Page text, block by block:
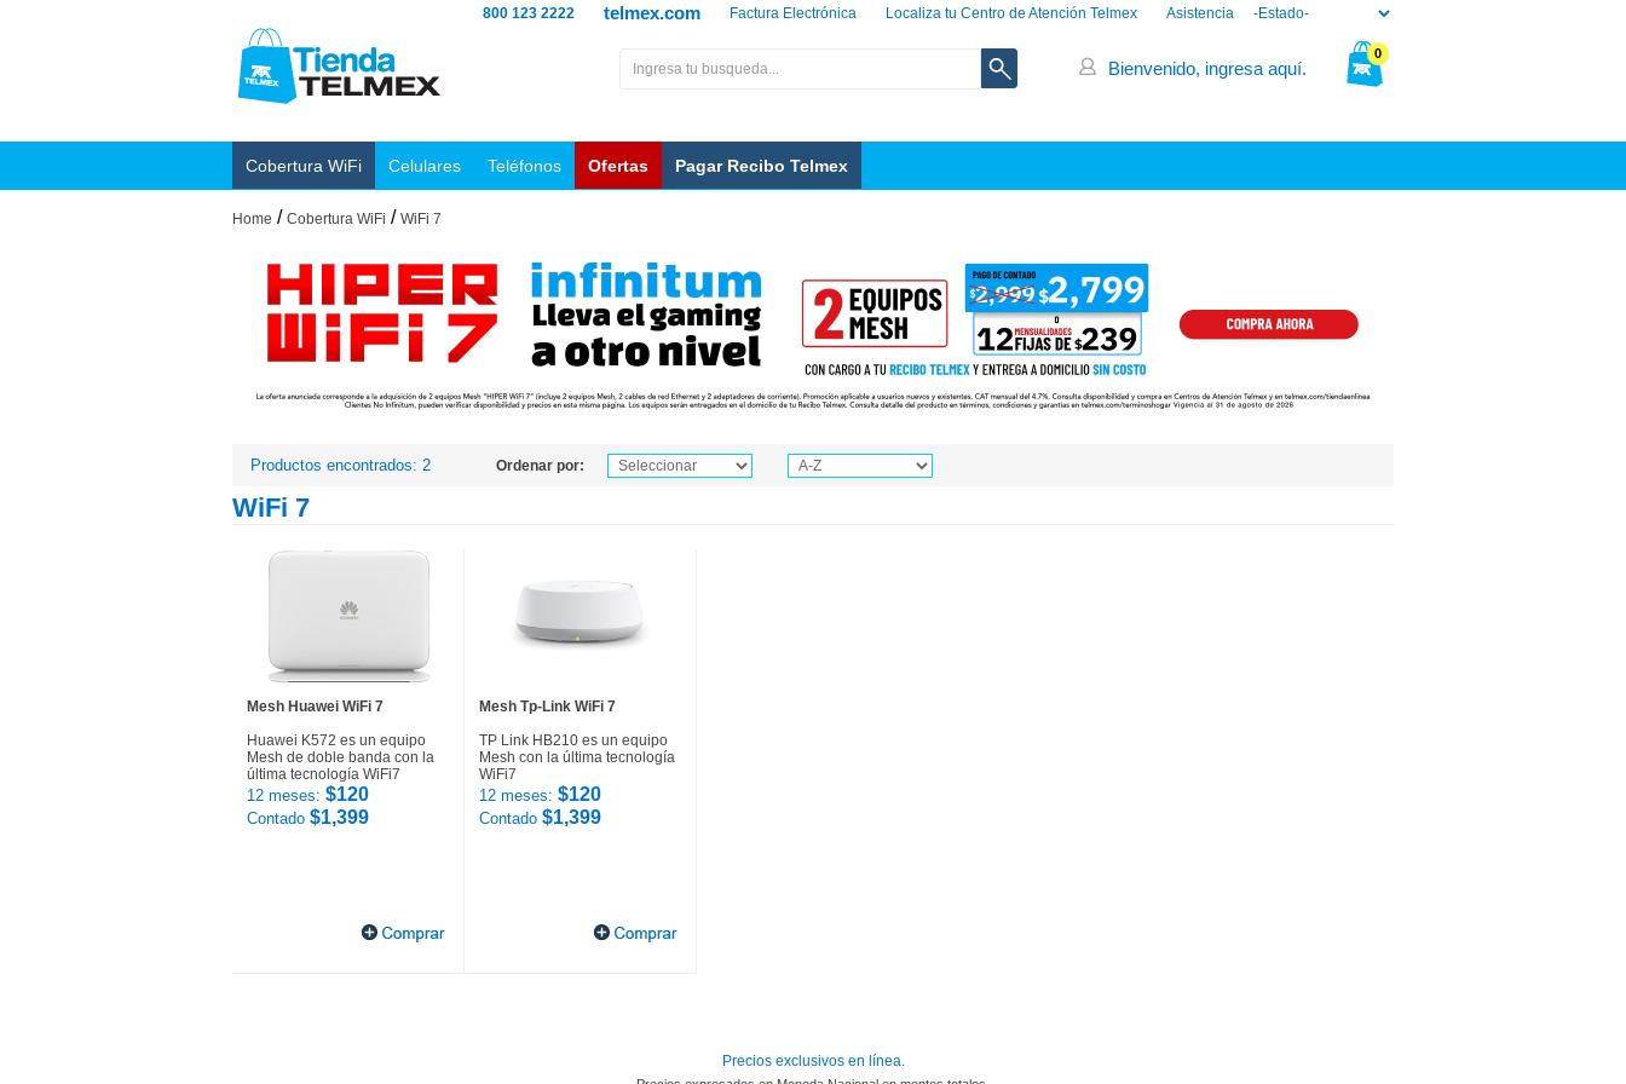
Asistencia
Localiza tu Centro de Atención Telmex
Factura Electrónica
telmex.com
800 123 2222
0
Bienvenido, ingresa aquí.
Cobertura WiFi Celulares Teléfonos Ofertas Pagar Recibo Telmex
Home / Cobertura WiFi / WiFi 7
Productos encontrados: 2 Ordenar por:
WiFi 7
Mesh Huawei WiFi 7
Huawei K572 es un equipo
Mesh de doble banda con la
última tecnología WiFi7
12 meses: $120
Contado $1,399
Mesh Tp-Link WiFi 7
TP Link HB210 es un equipo
Mesh con la última tecnología
WiFi7
12 meses: $120
Contado $1,399
Precios exclusivos en línea.